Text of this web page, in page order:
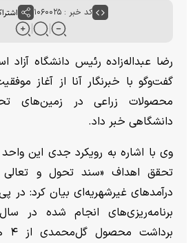
کد خبر : ۱۰۶۰۰۲۵
رضا عبداله‌زاده رئیس دانشگاه
گفت‌وگو با خبرنگار آنا از آغاز
محصولات زراعی در زمین‌های
دانشگاهی خبر داد.
وی با اشاره به رویکرد جدی این
تحقق اهداف «سند تحول و تعالی
درآمد‌های غیرشهریه‌ای بیان کرد:
برنامه‌ریزی‌های انجام شده در